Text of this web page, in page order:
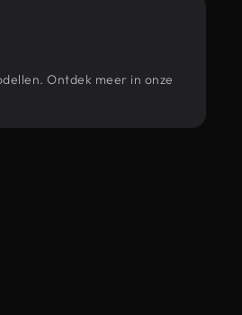
Ontdek meer in onze